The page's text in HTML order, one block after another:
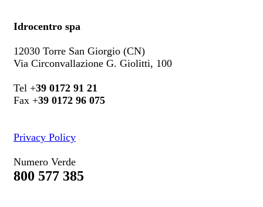
Idrocentro spa
12030 Torre San Giorgio (CN)
Via Circonvallazione G. Giolitti, 100
Tel +39 0172 91 21
Fax +39 0172 96 075
Privacy Policy
Numero Verde
800 577 385